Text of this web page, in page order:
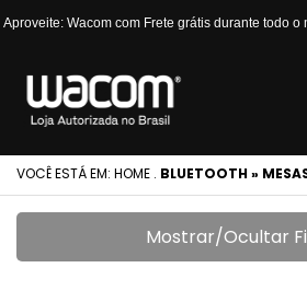
Aproveite: Wacom com Frete grátis durante todo o
VOCÊ ESTÁ EM: HOME . BLUETOOTH »
Mostrar/Ocultar